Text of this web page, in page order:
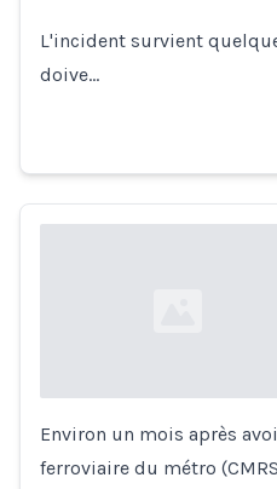
L'incident survient
doive…
Environ un mois après
ferroviaire du métro